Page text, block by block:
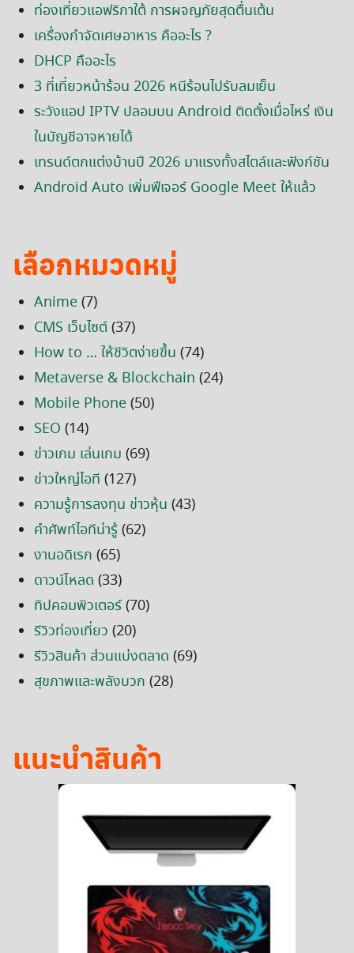
ท่องเที่ยวแอฟริกาใต้ การผจญภัยสุดตื่นเต้น
เครื่องกำจัดเศษอาหาร คืออะไร ?
DHCP คืออะไร
3 ที่เที่ยวหน้าร้อน 2026 หนีร้อนไปรับลมเย็น
ระวังแอป IPTV ปลอมบน Android ติดตั้งเมื่อไหร่ เงิน
ในบัญชีอาจหายได้
เทรนด์ตกแต่งบ้านปี 2026 มาแรงทั้งสไตล์และฟังก์ชัน
Android Auto เพิ่มฟีเจอร์ Google Meet ให้แล้ว
เลือกหมวดหมู่
Anime(7)
CMS เว็บไซต์(37)
How to … ให้ชีวิตง่ายขึ้น (74)
Metaverse & Blockchain (24)
Mobile Phone(50)
SEO (14)
ข่าวเกม เล่นเกม (69)
ข่าวใหญ่ไอที (127)
ความรู้การลงทุน ข่าวหุ้น (43)
คำศัพท์ไอทีน่ารู้(62)
งานอดิเรก (65)
ดาวน์โหลด (33)
ทิปคอมพิวเตอร์(70)
รีวิวท่องเที่ยว (20)
รีวิวสินค้า ส่วนแบ่งตลาด (69)
สุขภาพและพลังบวก (28)
แนะนำสินค้า